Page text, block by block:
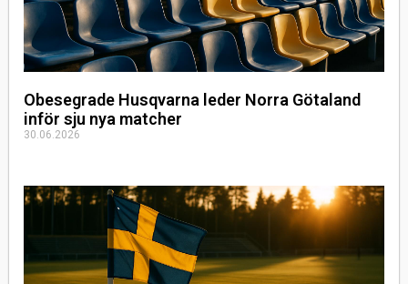
Obesegrade Husqvarna leder Norra Götaland
inför sju nya matcher
30.06.2026